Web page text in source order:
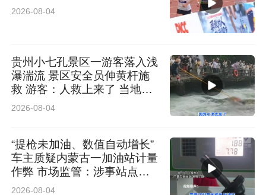
2026-08-04
贵州小七孔景区一游客落入浅
瀑湍流 景区安全员伸黄杆施
救 游客：人救上来了 当地回
应：完全按照救援标准
2026-08-04
“提枪未加油、数值自动增长”
车主质疑内蒙古一加油站计量
作弊 市场监管：涉事站点停
业 加油机封存送检
2026-08-04